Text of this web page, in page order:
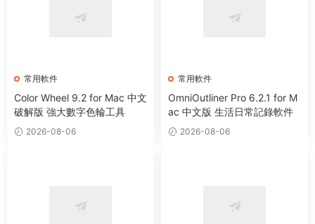
常用軟件
Color Wheel 9.2 for Mac 中文
破解版 強大數字色輪工具
2026-08-06
常用軟件
OmniOutliner Pro 6.2.1 for M
ac 中文版 生活日常記錄軟件
2026-08-06